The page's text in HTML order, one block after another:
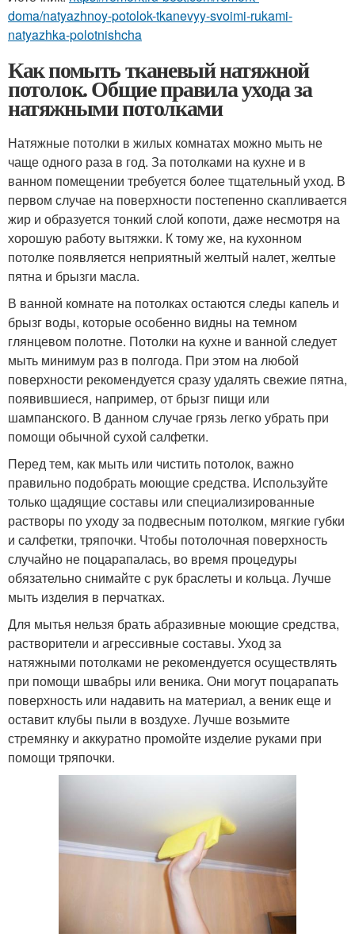
doma/natyazhnoy-potolok-tkanevyy-svoimi-rukami-
natyazhka-polotnishcha
Как помыть тканевый натяжной
потолок. Общие правила ухода за
натяжными потолками
Натяжные потолки в жилых комнатах можно мыть не
чаще одного раза в год. За потолками на кухне и в
ванном помещении требуется более тщательный уход. В
первом случае на поверхности постепенно скапливается
жир и образуется тонкий слой копоти, даже несмотря на
хорошую работу вытяжки. К тому же, на кухонном
потолке появляется неприятный желтый налет, желтые
пятна и брызги масла.
В ванной комнате на потолках остаются следы капель и
брызг воды, которые особенно видны на темном
глянцевом полотне. Потолки на кухне и ванной следует
мыть минимум раз в полгода. При этом на любой
поверхности рекомендуется сразу удалять свежие пятна,
появившиеся, например, от брызг пищи или
шампанского. В данном случае грязь легко убрать при
помощи обычной сухой салфетки.
Перед тем, как мыть или чистить потолок, важно
правильно подобрать моющие средства. Используйте
только щадящие составы или специализированные
растворы по уходу за подвесным потолком, мягкие губки
и салфетки, тряпочки. Чтобы потолочная поверхность
случайно не поцарапалась, во время процедуры
обязательно снимайте с рук браслеты и кольца. Лучше
мыть изделия в перчатках.
Для мытья нельзя брать абразивные моющие средства,
растворители и агрессивные составы. Уход за
натяжными потолками не рекомендуется осуществлять
при помощи швабры или веника. Они могут поцарапать
поверхность или надавить на материал, а веник еще и
оставит клубы пыли в воздухе. Лучше возьмите
стремянку и аккуратно промойте изделие руками при
помощи тряпочки.